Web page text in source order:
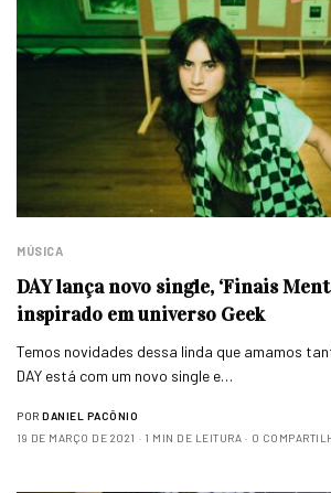
MÚSICA
DAY lança novo single, ‘Finais
inspirado em universo Geek
Temos novidades dessa linda que amamos
DAY está com um novo single e…
POR DANIEL PACÔNIO
19 DE MARÇO DE 2021
1 MIN DE LEITURA 0